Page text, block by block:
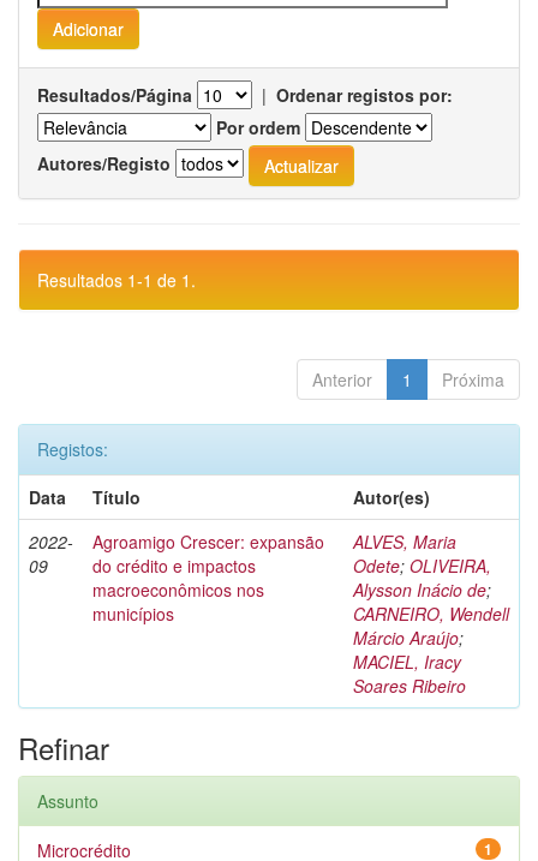
Resultados/Página | Ordenar registos por:
Por ordem
Autores/Registo
Resultados 1-1 de 1.
Anterior 1 Próxima
Registos:
Data
Título
Autor(es)
2022-
09
Agroamigo Crescer: expansão
do crédito e impactos
macroeconômicos nos
municípios
ALVES, Maria
Odete; OLIVEIRA,
Alysson Inácio de;
CARNEIRO, Wendell
Márcio Araújo;
MACIEL, Iracy
Soares Ribeiro
Refinar
Assunto
1
Microcrédito